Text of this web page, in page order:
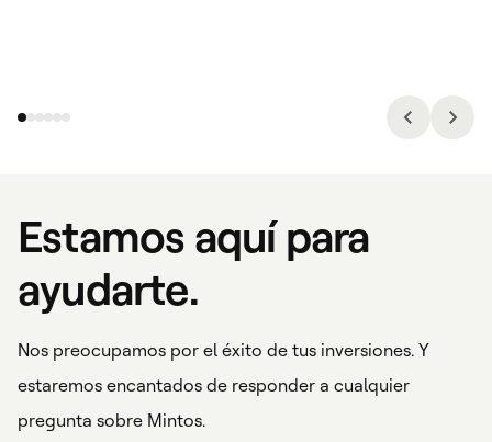
Estamos aquí para
ayudarte.
Nos preocupamos por el éxito de tus inversiones. Y
estaremos encantados de responder a cualquier
pregunta sobre Mintos.